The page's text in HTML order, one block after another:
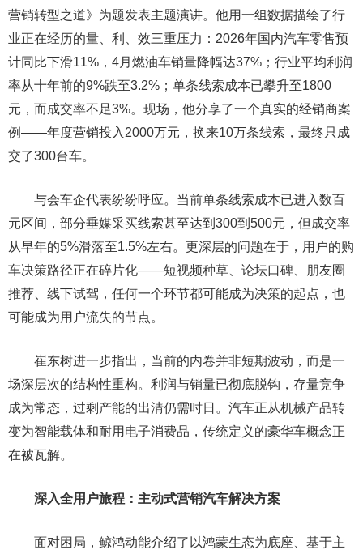
营销转型之道》为题发表主题演讲。他用一组数据描绘了行
业正在经历的量、利、效三重压力：2026年国内汽车零售预
计同比下滑11%，4月燃油车销量降幅达37%；行业平均利润
率从十年前的9%跌至3.2%；单条线索成本已攀升至1800
元，而成交率不足3%。现场，他分享了一个真实的经销商案
例——年度营销投入2000万元，换来10万条线索，最终只成
交了300台车。
与会车企代表纷纷呼应。当前单条线索成本已进入数百
元区间，部分垂媒采买线索甚至达到300到500元，但成交率
从早年的5%滑落至1.5%左右。更深层的问题在于，用户的购
车决策路径正在碎片化——短视频种草、论坛口碑、朋友圈
推荐、线下试驾，任何一个环节都可能成为决策的起点，也
可能成为用户流失的节点。
崔东树进一步指出，当前的内卷并非短期波动，而是一
场深层次的结构性重构。利润与销量已彻底脱钩，存量竞争
成为常态，过剩产能的出清仍需时日。汽车正从机械产品转
变为智能载体和耐用电子消费品，传统定义的豪华车概念正
在被瓦解。
深入全用户旅程：主动式营销汽车解决方案
面对困局，鲸鸿动能介绍了以鸿蒙生态为底座、基于主